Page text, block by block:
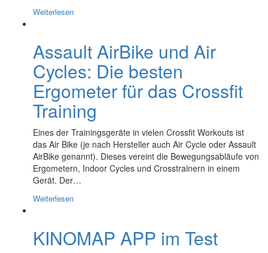
Weiterlesen
Assault AirBike und Air
Cycles: Die besten
Ergometer für das Crossfit
Training
Eines der Trainingsgeräte in vielen Crossfit Workouts ist
das Air Bike (je nach Hersteller auch Air Cycle oder Assault
AirBike genannt). Dieses vereint die Bewegungsabläufe von
Ergometern, Indoor Cycles und Crosstrainern in einem
Gerät. Der…
Weiterlesen
KINOMAP APP im Test